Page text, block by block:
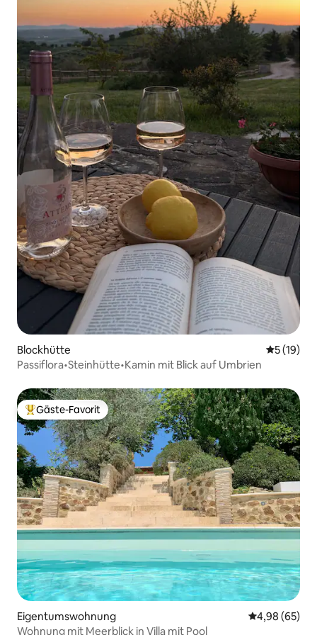
Blockhütte
5 (19)
Passiflora•Steinhütte•Kamin mit Blick auf Umbrien
Beliebter Gäste-Favorit.
Gäste-Favorit
Eigentumswohnung
4,98 (65)
Wohnung mit Meerblick in Villa mit Pool